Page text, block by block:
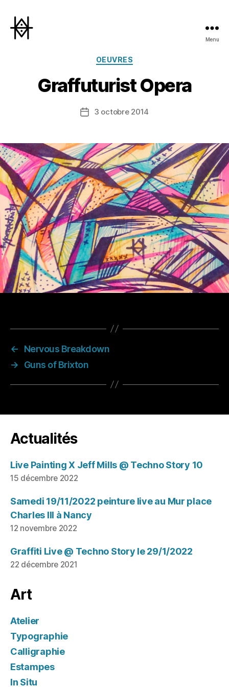
Menu
Catégories
OEUVRES
Graffuturist Opera
Date3 octobre 2014
←
Nervous Breakdown
→
Guns of Brixton
Actualités
Live Painting X Jeff Mills @ Techno Story 10
15 décembre 2022
Samedi 19/11/2022 peinture live au Mur place
Charles III à Nancy
12 novembre 2022
Graffiti Live @ Techno Story le 29/1/2022
22 décembre 2021
Art
Atelier
Typographie
Calligraphie
Estampes
In Situ